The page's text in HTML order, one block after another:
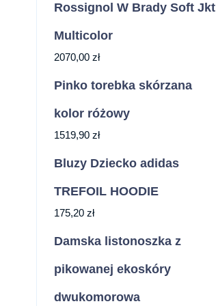
Rossignol W Brady Soft Jkt
Multicolor
2070,00 zł
Pinko torebka skórzana
kolor różowy
1519,90 zł
Bluzy Dziecko adidas
TREFOIL HOODIE
175,20 zł
Damska listonoszka z
pikowanej ekoskóry
dwukomorowa